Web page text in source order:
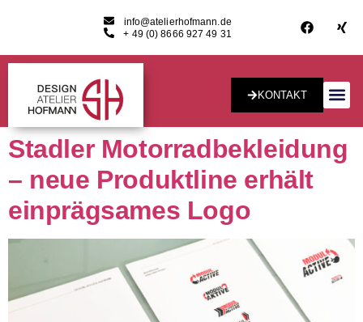
info@atelierhofmann.de
+ 49 (0) 8666 927 49 31
KONTAKT
Stadler Motorradbekleidung
– neue Produktline erhält
einprägsames Logo